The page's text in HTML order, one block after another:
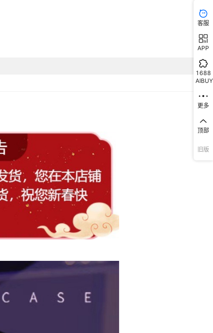
客服
APP
1688
AIBUY
更多
顶部
旧版